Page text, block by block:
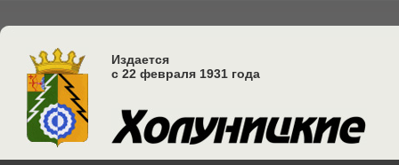
Издается
с 22 февраля 1931 года